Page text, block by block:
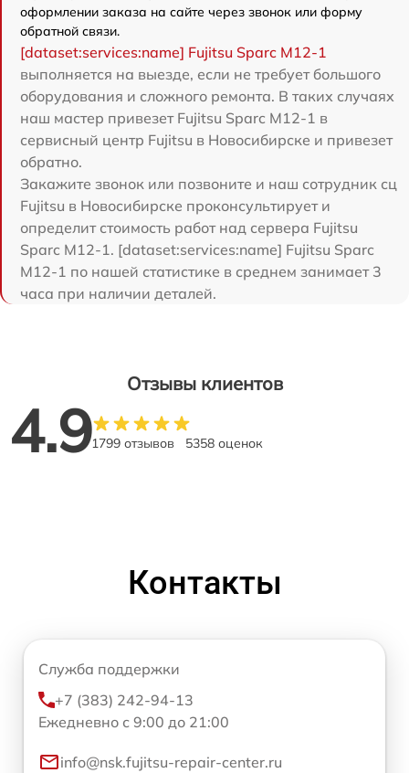
оформлении заказа на сайте через звонок или форму
обратной связи.
[dataset:services:name] Fujitsu Sparc M12-1
выполняется на выезде, если не требует большого
оборудования и сложного ремонта. В таких случаях
наш мастер привезет Fujitsu Sparc M12-1 в
сервисный центр Fujitsu в Новосибирске и привезет
обратно.
Закажите звонок или позвоните и наш сотрудник сц
Fujitsu в Новосибирске проконсультирует и
определит стоимость работ над сервера Fujitsu
Sparc M12-1. [dataset:services:name] Fujitsu Sparc
M12-1 по нашей статистике в среднем занимает 3
часа при наличии деталей.
Отзывы клиентов
4.91799 отзывов 5358 оценок
Контакты
Служба поддержки
+7 (383) 242-94-13
Ежедневно с 9:00 до 21:00
info@nsk.fujitsu-repair-center.ru